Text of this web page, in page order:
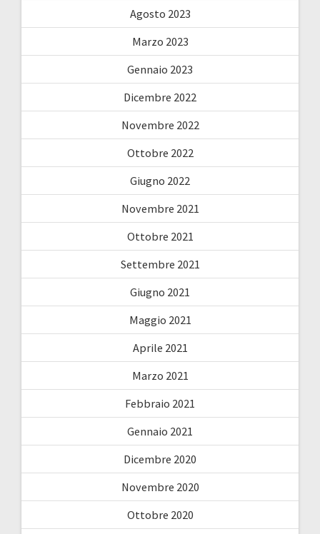
Agosto 2023
Marzo 2023
Gennaio 2023
Dicembre 2022
Novembre 2022
Ottobre 2022
Giugno 2022
Novembre 2021
Ottobre 2021
Settembre 2021
Giugno 2021
Maggio 2021
Aprile 2021
Marzo 2021
Febbraio 2021
Gennaio 2021
Dicembre 2020
Novembre 2020
Ottobre 2020